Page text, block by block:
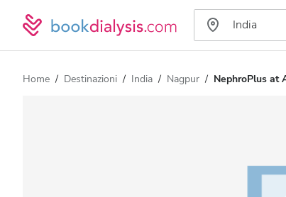
Home Destinazioni India Nagpur NephroPlus at